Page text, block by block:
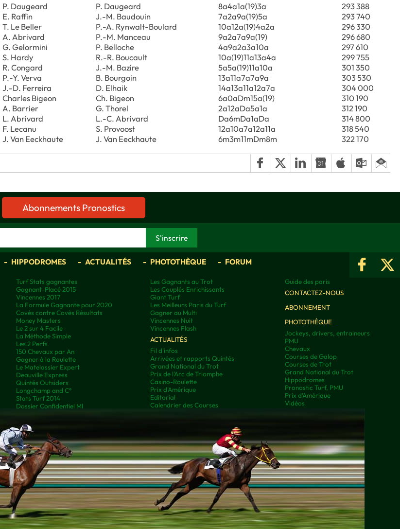
P. Daugeard P. Daugeard 8a4a1a(19)3a
293 388
E. Raffin J.-M. Baudouin 7a2a9a(19)5a
293 740
T. Le Beller P.-A. Rynwalt-Boulard 10a12a(19)4a2a
296 330
A. Abrivard P.-M. Manceau 9a2a7a9a(19)
296 680
G. Gelormini P. Belloche 4a9a2a3a10a
297 610
S. Hardy R.-R. Boucault 10a(19)11a13a4a
299 755
R. Congard J.-M. Bazire 5a5a(19)11a10a
301 350
P.-Y. Verva B. Bourgoin 13a11a7a7a9a
303 530
J.-D. Ferreira D. Elhaik 14a13a11a12a7a
304 000
Charles Bigeon Ch. Bigeon 6a0aDm15a(19)
310 190
A. Barrier G. Thorel 2a12aDa5a1a
312 190
L. Abrivard L.-C. Abrivard Da6mDa1aDa
314 800
F. Lecanu S. Provoost 12a10a7a12a11a
318 540
J. Van Eeckhaute J. Van Eeckhaute 6m3m11mDm8m 322 170
Abonnements Pronostics
HIPPODROMES ACTUALITÉS PHOTOTHÈQUE FORUM
Turf Stats gagnantes
Gagnant-Placé 2015
Vincennes 2017
La Formule Gagnante pour 2020
Covès contre Covès Résultats
Money Masters
Le 2 sur 4 Facile
La Méthode Simple
Les 2 Perfs
150 Chevaux par An
Gagner à la Roulette
Le Matelassier Expert
Deauville Express
Quintés Outsiders
Longchamp and C°
Stats Turf 2014
Dossier Confidentiel MI
Les Gagnants au Trot
Les Couplés Enrichissants
Giant Turf
Les Meilleurs Paris du Turf
Gagner au Multi
Vincennes Nuit
Vincennes Flash
ACTUALITÉS
Fil d'infos
Arrivées et rapports Quintés
Grand National du Trot
Prix de l'Arc de Triomphe
Casino-Roulette
Prix d'Amérique
Editorial
Calendrier des Courses
Guide des paris
CONTACTEZ-NOUS
ABONNEMENT
PHOTOTHÈQUE
Jockeys, drivers, entraineurs
PMU
Chevaux
Courses de Galop
Courses de Trot
Grand National du Trot
Hippodromes
Pronostic Turf, PMU
Prix d’Amérique
Vidéos